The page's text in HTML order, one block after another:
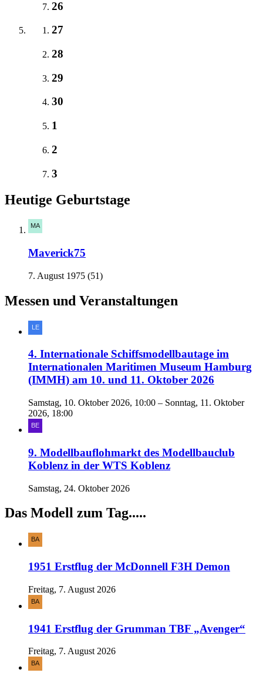
26
27
28
29
30
1
2
3
Heutige Geburtstage
Maverick75
7. August 1975 (51)
Messen und Veranstaltungen
4. Internationale Schiffsmodellbautage im
Internationalen Maritimen Museum Hamburg
(IMMH) am 10. und 11. Oktober 2026
Samstag, 10. Oktober 2026, 10:00 – Sonntag, 11. Oktober
2026, 18:00
9. Modellbauflohmarkt des Modellbauclub
Koblenz in der WTS Koblenz
Samstag, 24. Oktober 2026
Das Modell zum Tag.....
1951 Erstflug der McDonnell F3H Demon
Freitag, 7. August 2026
1941 Erstflug der Grumman TBF „Avenger“
Freitag, 7. August 2026